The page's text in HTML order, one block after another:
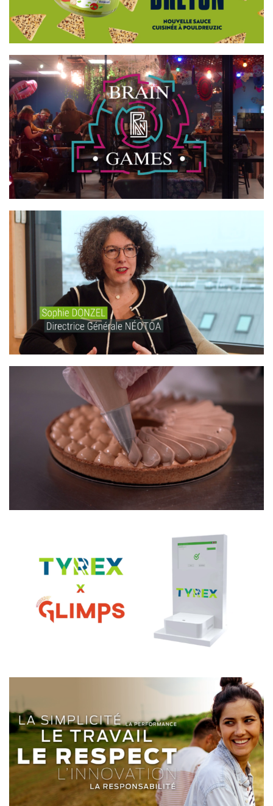
BRAIN GAMES
NÉOTOA – BIODIVERSITÉ
SUPER U
TYREX x GLIMPS
PROCANAR